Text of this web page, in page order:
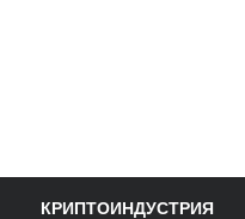
КРИПТОИНДУСТРИЯ